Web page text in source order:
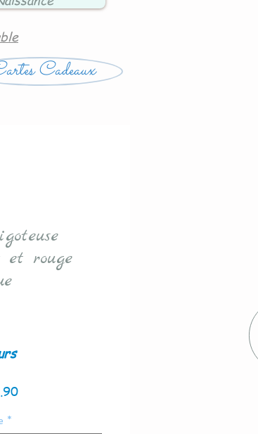
Cadeaux
et rouge
*